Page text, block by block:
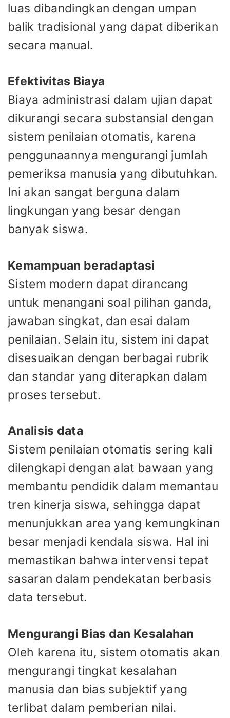
luas dibandingkan dengan umpan
balik tradisional yang dapat diberikan
secara manual.
Efektivitas Biaya
Biaya administrasi dalam ujian dapat
dikurangi secara substansial dengan
sistem penilaian otomatis, karena
penggunaannya mengurangi jumlah
pemeriksa manusia yang dibutuhkan.
Ini akan sangat berguna dalam
lingkungan yang besar dengan
banyak siswa.
Kemampuan beradaptasi
Sistem modern dapat dirancang
untuk menangani soal pilihan ganda,
jawaban singkat, dan esai dalam
penilaian. Selain itu, sistem ini dapat
disesuaikan dengan berbagai rubrik
dan standar yang diterapkan dalam
proses tersebut.
Analisis data
Sistem penilaian otomatis sering kali
dilengkapi dengan alat bawaan yang
membantu pendidik dalam memantau
tren kinerja siswa, sehingga dapat
menunjukkan area yang kemungkinan
besar menjadi kendala siswa. Hal ini
memastikan bahwa intervensi tepat
sasaran dalam pendekatan berbasis
data tersebut.
Mengurangi Bias dan Kesalahan
Oleh karena itu, sistem otomatis akan
mengurangi tingkat kesalahan
manusia dan bias subjektif yang
terlibat dalam pemberian nilai.